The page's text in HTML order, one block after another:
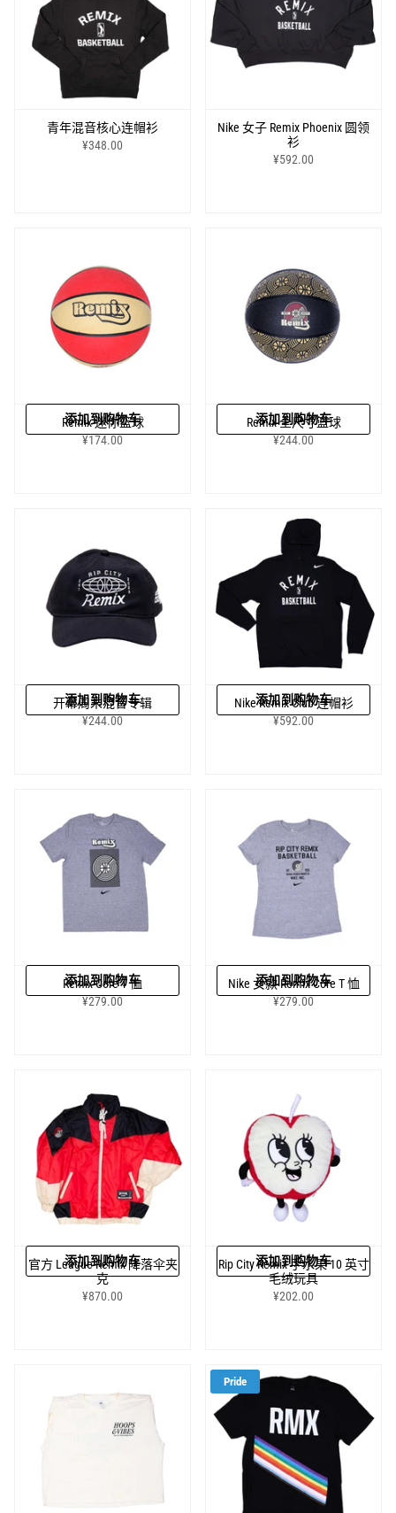
青年混音核心连帽衫
¥348.00
添加到购物车
Nike 女子 Remix Phoenix 圆领
衫
¥592.00
添加到购物车
Remix 迷你篮球
¥174.00
添加到购物车
Remix 全尺寸篮球
¥244.00
添加到购物车
开幕周末混音专辑
¥244.00
添加到购物车
Nike Remix Club 连帽衫
¥592.00
添加到购物车
Remix Core T 恤
¥279.00
添加到购物车
Nike 女款 Remix Core T 恤
¥279.00
添加到购物车
官方 League Remix 降落伞夹
克
¥870.00
Rip City Remix 手水果 10 英寸
毛绒玩具
¥202.00
Pride